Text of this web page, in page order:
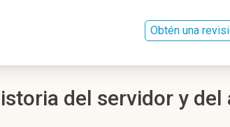
Obtén una
del servidor y